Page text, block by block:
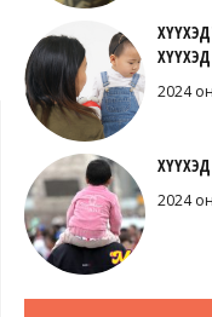
2024
2024